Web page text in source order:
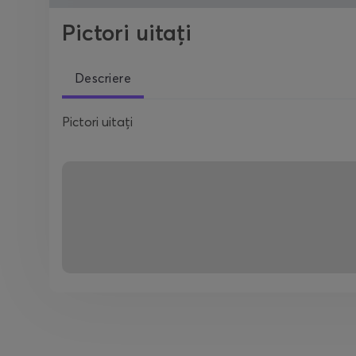
Pictori uitați
Descriere
Pictori uitați